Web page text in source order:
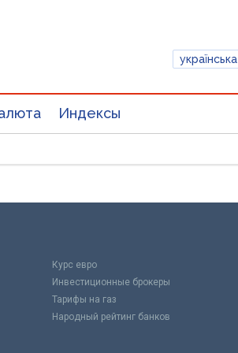
українська
Индексы
Курс евро
Инвестиционные брокеры
Тарифы на газ
Народный рейтинг банков